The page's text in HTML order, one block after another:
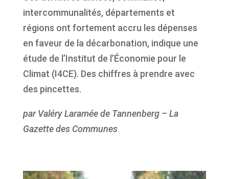
intercommunalités, départements et
régions ont fortement accru les dépenses
en faveur de la décarbonation, indique une
étude de l’Institut de l’Économie pour le
Climat (I4CE). Des chiffres à prendre avec
des pincettes.
par Valéry Laramée de Tannenberg – La
Gazette des Communes